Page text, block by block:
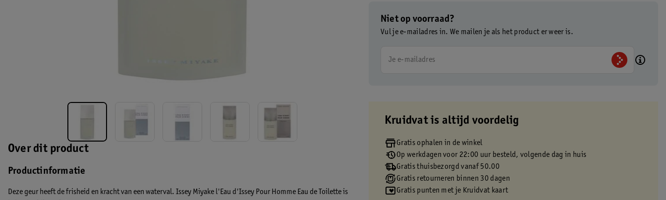
Over dit product
Productinformatie
Deze geur heeft de frisheid en kracht van een waterval. Issey Miyake l'Eau d'Issey Pour Homme Eau de Toilette is
Niet op voorraad?
Vul je e-mailadres in. We mailen je als het product er weer is.
Je e-mailadres
Kruidvat is altijd voordelig
Gratis ophalen in de winkel
Op werkdagen voor 22:00 uur besteld, volgende dag in huis
Gratis thuisbezorgd vanaf 50.00
Gratis retourneren binnen 30 dagen
Gratis punten met je Kruidvat kaart